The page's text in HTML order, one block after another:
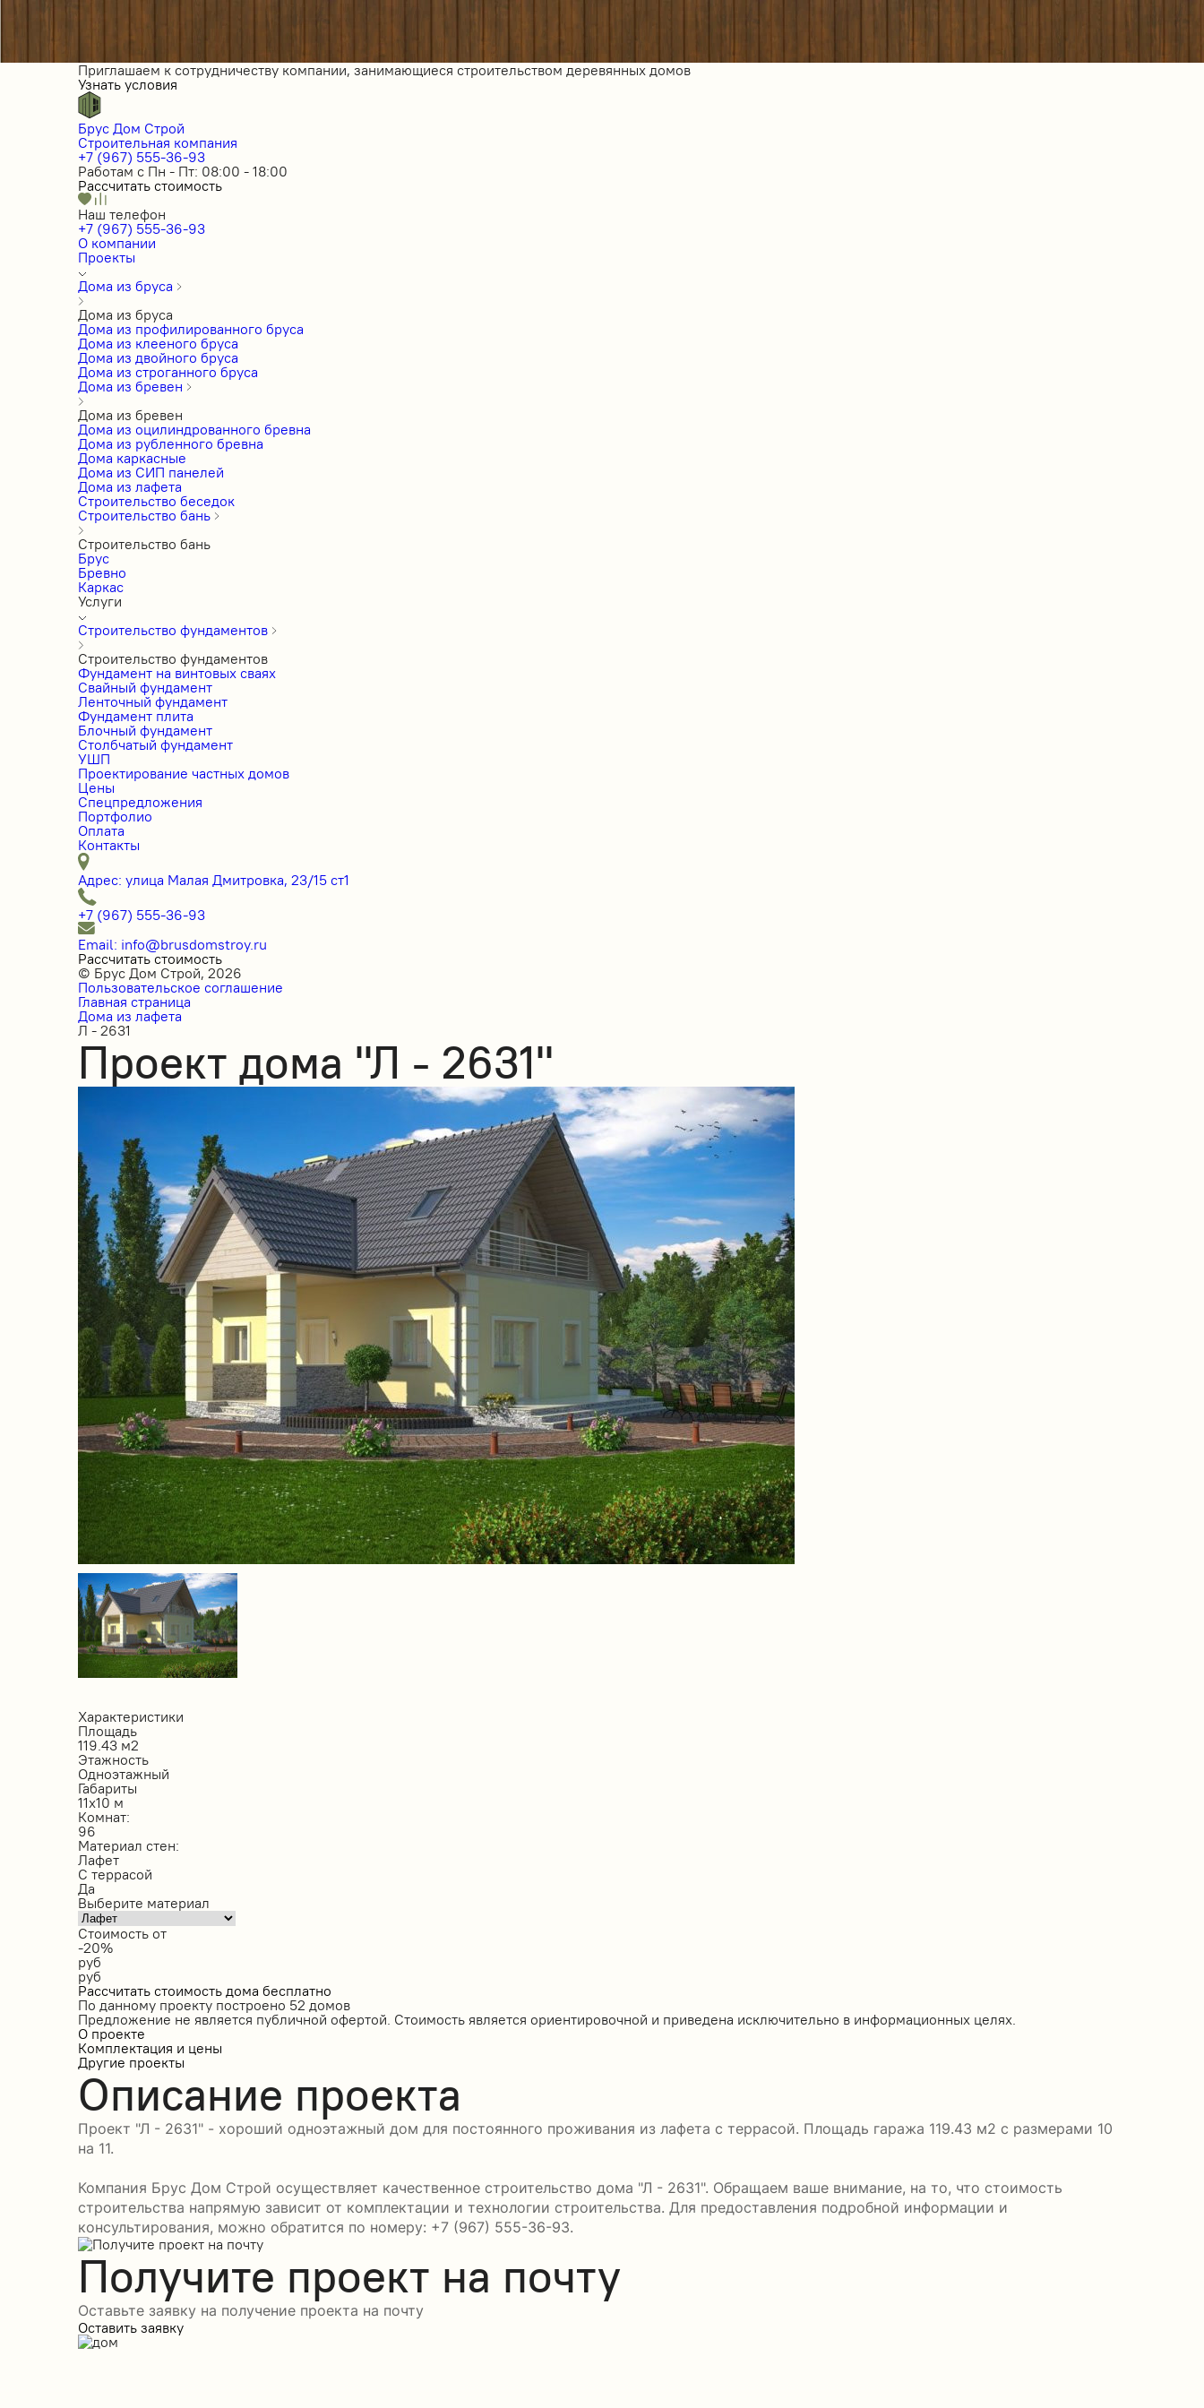
Приглашаем к сотрудничеству компании, занимающиеся строительством деревянных домов
Узнать условия
Брус Дом Строй
Строительная компания
+7 (967) 555-36-93
Работам с Пн - Пт: 08:00 - 18:00
Рассчитать стоимость
Наш телефон
+7 (967) 555-36-93
О компании
Проекты
Дома из бруса
Дома из бруса
Дома из профилированного бруса
Дома из клееного бруса
Дома из двойного бруса
Дома из строганного бруса
Дома из бревен
Дома из бревен
Дома из оцилиндрованного бревна
Дома из рубленного бревна
Дома каркасные
Дома из СИП панелей
Дома из лафета
Строительство беседок
Строительство бань
Строительство бань
Брус
Бревно
Каркас
Услуги
Строительство фундаментов
Строительство фундаментов
Фундамент на винтовых сваях
Свайный фундамент
Ленточный фундамент
Фундамент плита
Блочный фундамент
Столбчатый фундамент
УШП
Проектирование частных домов
Цены
Спецпредложения
Портфолио
Оплата
Контакты
Адрес: улица Малая Дмитровка, 23/15 ст1
+7 (967) 555-36-93
Email: info@brusdomstroy.ru
Рассчитать стоимость
© Брус Дом Строй, 2026
Пользовательское соглашение
Главная страница
Дома из лафета
Л - 2631
Проект дома "Л - 2631"
Характеристики
Площадь
119.43 м2
Этажность
Одноэтажный
Габариты
11х10 м
Комнат:
96
Материал стен:
Лафет
С террасой
Да
Выберите материал
Стоимость от
-20%
руб
руб
Рассчитать стоимость дома бесплатно
По данному проекту построено 52 домов
Предложение не является публичной офертой. Стоимость является ориентировочной и приведена исключительно в информационных целях.
О проекте
Комплектация и цены
Другие проекты
Описание проекта
Проект "Л - 2631" - хороший одноэтажный дом для постоянного проживания из лафета с террасой. Площадь гаража 119.43 м2 с размерами 10
на 11.
Компания Брус Дом Строй осуществляет качественное строительство дома "Л - 2631". Обращаем ваше внимание, на то, что стоимость
строительства напрямую зависит от комплектации и технологии строительства. Для предоставления подробной информации и
консультирования, можно обратится по номеру: +7 (967) 555-36-93.
Получите проект на почту
Оставьте заявку на получение проекта на почту
Оставить заявку